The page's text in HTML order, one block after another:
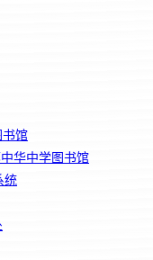
馆
华中学图书馆
统